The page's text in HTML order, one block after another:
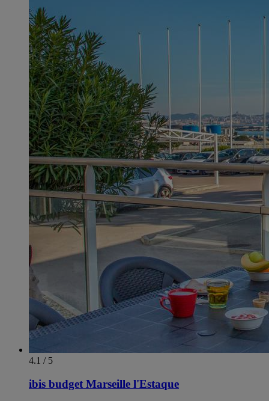
4.1 / 5
ibis budget Marseille l'Estaque